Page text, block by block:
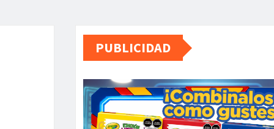
PUBLICIDAD